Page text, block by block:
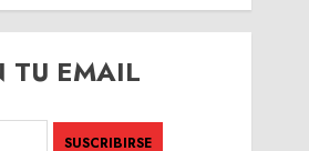
TU EMAIL